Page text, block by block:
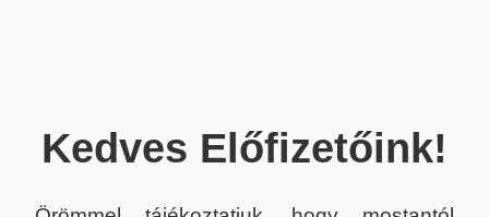
Kedves Előfizetőink!